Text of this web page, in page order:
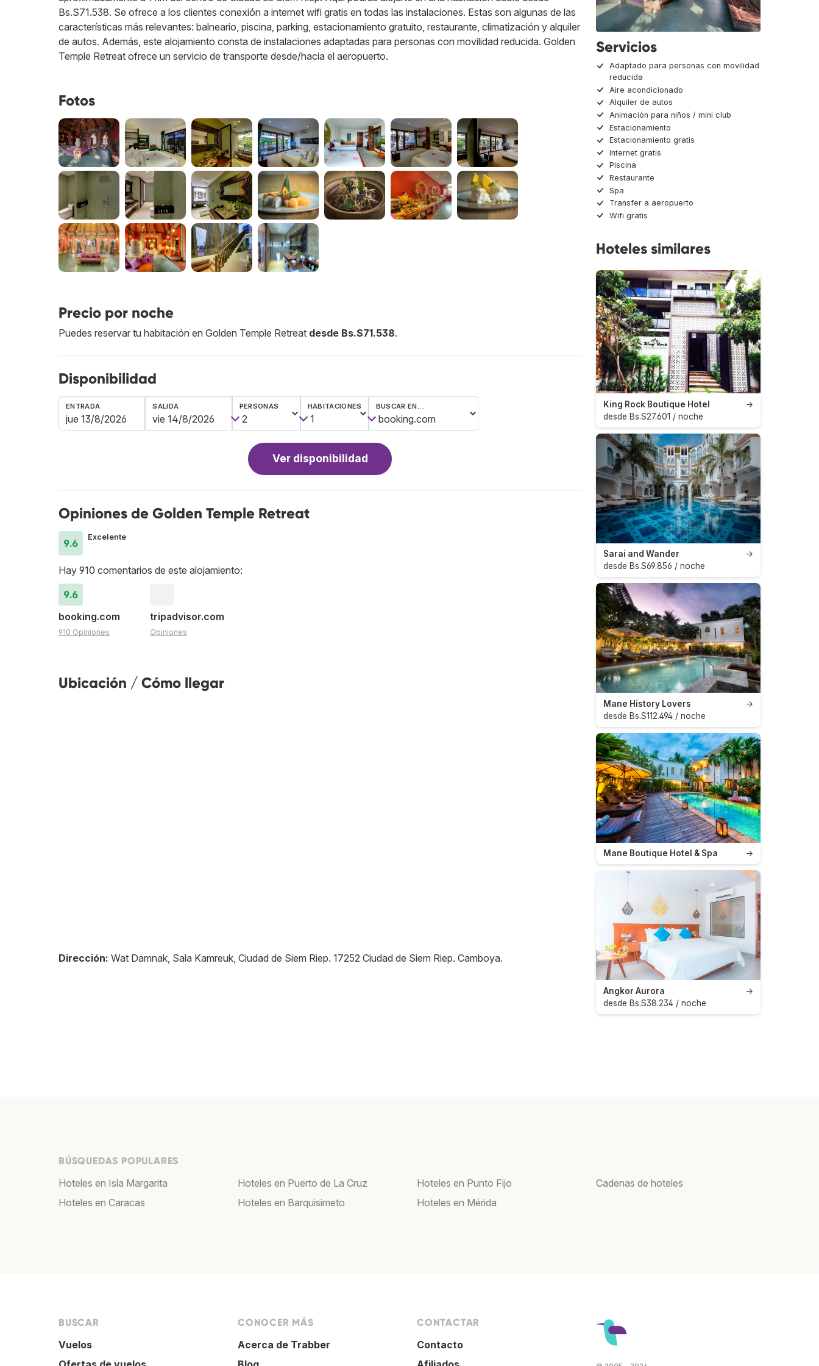
Bs.S71.538. Se ofrece a los clientes conexión a internet wifi gratis en todas las instalaciones. Estas son algunas de las
características más relevantes: balneario, piscina, parking, estacionamiento gratuito, restaurante, climatización y alquiler
de autos. Además, este alojamiento consta de instalaciones adaptadas para personas con movilidad reducida. Golden
Temple Retreat ofrece un servicio de transporte desde/hacia el aeropuerto.
Fotos
Precio por noche
Puedes reservar tu habitación en Golden Temple Retreat desde Bs.S71.538.
Disponibilidad
ENTRADA SALIDA PERSONAS HABITACIONES BUSCAR EN…
Ver disponibilidad
Opiniones de Golden Temple Retreat
9.6
Excelente
Hay 910 comentarios de este alojamiento:
9.6
booking.com
910 Opiniones
tripadvisor.com
Opiniones
Ubicación / Cómo llegar
Dirección: Wat Damnak, Sala Kamreuk, Ciudad de Siem Riep. 17252 Ciudad de Siem Riep. Camboya.
Servicios
Adaptado para personas con movilidad
reducida
Aire acondicionado
Alquiler de autos
Animación para niños / mini club
Estacionamiento
Estacionamiento gratis
Internet gratis
Piscina
Restaurante
Spa
Transfer a aeropuerto
Wifi gratis
Hoteles similares
→
King Rock Boutique Hotel
desde Bs.S27.601 / noche
→
Sarai and Wander
desde Bs.S69.856 / noche
→
Mane History Lovers
desde Bs.S112.494 / noche
→
Mane Boutique Hotel & Spa
→
Angkor Aurora
desde Bs.S38.234 / noche
BÚSQUEDAS POPULARES
Hoteles en Isla Margarita
Hoteles en Caracas
Hoteles en Puerto de La Cruz
Hoteles en Barquisimeto
Hoteles en Punto Fijo
Hoteles en Mérida
Cadenas de hoteles
BUSCAR
Vuelos
CONOCER MÁS
Acerca de Trabber
CONTACTAR
Contacto